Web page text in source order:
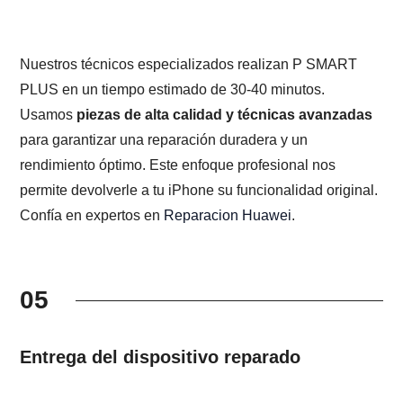
Nuestros técnicos especializados realizan P SMART
PLUS en un tiempo estimado de 30-40 minutos.
Usamos piezas de alta calidad y técnicas avanzadas
para garantizar una reparación duradera y un
rendimiento óptimo. Este enfoque profesional nos
permite devolverle a tu iPhone su funcionalidad original.
Confía en expertos en Reparacion Huawei.
05
Entrega del dispositivo reparado